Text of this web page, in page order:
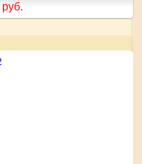
руб.